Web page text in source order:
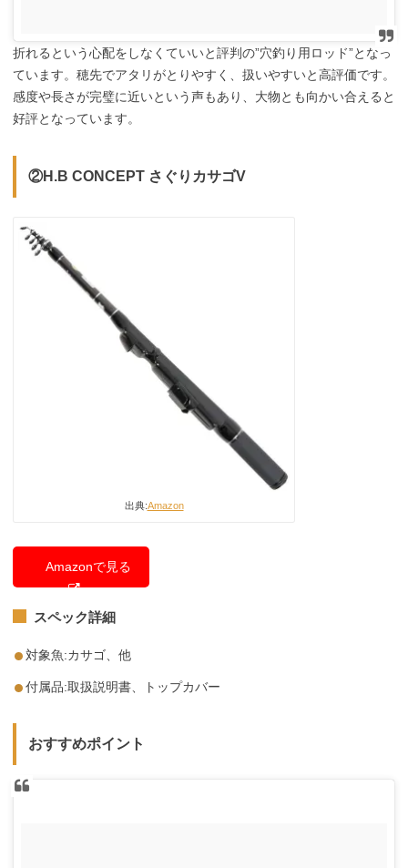
折れるという心配をしなくていいと評判の”穴釣り用ロッド”となっ
ています。穂先でアタリがとりやすく、扱いやすいと高評価です。
感度や長さが完璧に近いという声もあり、大物とも向かい合えると
好評となっています。
②H.B CONCEPT さぐりカサゴV
出典:Amazon
Amazonで見る
スペック詳細
対象魚:カサゴ、他
付属品:取扱説明書、トップカバー
おすすめポイント